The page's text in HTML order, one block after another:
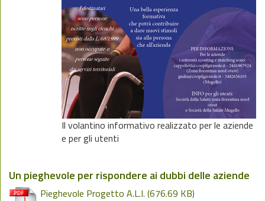
Il volantino informativo realizzato per le aziende
e per gli utenti
Un pieghevole per rispondere ai dubbi delle aziende
Pieghevole Progetto A.L.I. (676.69 KB)